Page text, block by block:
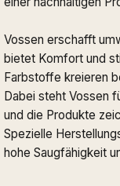
Vossen erschafft
bietet Komfort und
Farbstoffe kreieren
Dabei steht Vossen
und die Produkte
Spezielle
hohe Saugfähigkeit